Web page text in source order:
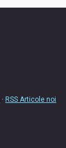
·RSS Articole noi